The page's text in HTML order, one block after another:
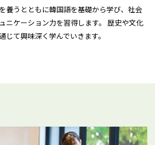
養うとともに韓国語を基礎から学び、社会
ニケーション力を習得します。 歴史や文化
じて興味深く学んでいきます。